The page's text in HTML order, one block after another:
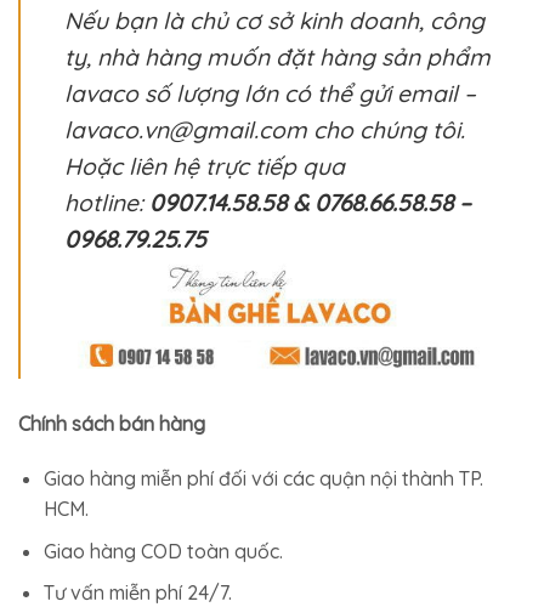
Nếu bạn là chủ cơ sở kinh doanh, công
ty, nhà hàng muốn đặt hàng sản phẩm
lavaco số lượng lớn có thể gửi email –
lavaco.vn@gmail.com cho chúng tôi.
Hoặc liên hệ trực tiếp qua
hotline: 0907.14.58.58 & 0768.66.58.58 –
0968.79.25.75
Chính sách bán hàng
Giao hàng miễn phí đối với các quận nội thành TP.
HCM.
Giao hàng COD toàn quốc.
Tư vấn miễn phí 24/7.